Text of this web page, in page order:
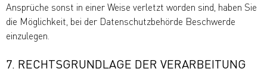
Ansprüche sonst in einer Weise verletzt worden sind, haben Sie
die Möglichkeit, bei der Datenschutzbehörde Beschwerde
einzulegen.
7. RECHTSGRUNDLAGE DER VERARBEITUNG